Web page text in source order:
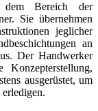
dem Bereich der
Sie übernehmen
jeglicher
an
Der Handwerker
ausgerüstet, um